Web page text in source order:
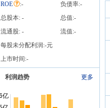
ROE
:- 负债率:-
总股本: - 总值:-
流通股: - 流值:-
每股未分配利润:-元
上市时间:-
利润趋势 更多